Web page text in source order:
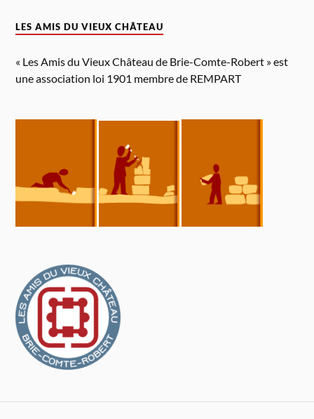
LES AMIS DU VIEUX CHÂTEAU
« Les Amis du Vieux Château de Brie-Comte-Robert » est
une association loi 1901 membre de REMPART